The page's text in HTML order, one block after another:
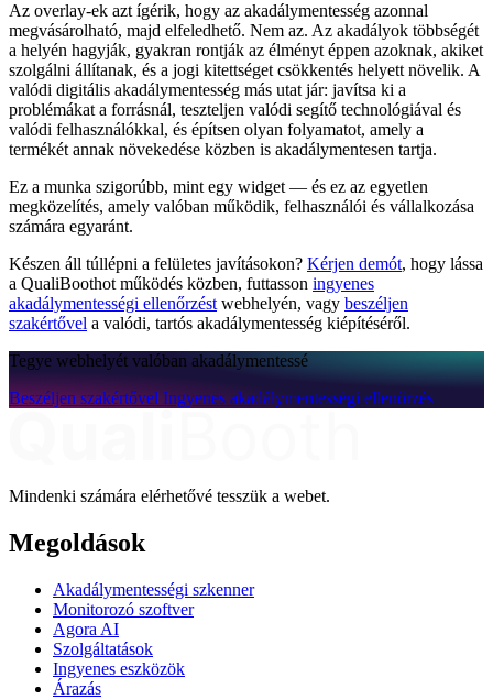
Az overlay-ek azt ígérik, hogy az akadálymentesség azonnal
megvásárolható, majd elfeledhető. Nem az. Az akadályok többségét
a helyén hagyják, gyakran rontják az élményt éppen azoknak, akiket
szolgálni állítanak, és a jogi kitettséget csökkentés helyett növelik. A
valódi digitális akadálymentesség más utat jár: javítsa ki a
problémákat a forrásnál, teszteljen valódi segítő technológiával és
valódi felhasználókkal, és építsen olyan folyamatot, amely a
termékét annak növekedése közben is akadálymentesen tartja.
Ez a munka szigorúbb, mint egy widget — és ez az egyetlen
megközelítés, amely valóban működik, felhasználói és vállalkozása
számára egyaránt.
Készen áll túllépni a felületes javításokon? Kérjen demót, hogy lássa
a QualiBoothot működés közben, futtasson ingyenes
akadálymentességi ellenőrzést webhelyén, vagy beszéljen
szakértővel a valódi, tartós akadálymentesség kiépítéséről.
Tegye webhelyét valóban akadálymentessé
Beszéljen szakértővel Ingyenes akadálymentességi ellenőrzés
Mindenki számára elérhetővé tesszük a webet.
Megoldások
Akadálymentességi szkenner
Monitorozó szoftver
Agora AI
Szolgáltatások
Ingyenes eszközök
Árazás